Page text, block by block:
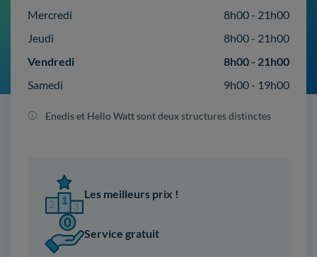
Mercredi
8h00 - 21h00
Jeudi
8h00 - 21h00
Vendredi
8h00 - 21h00
Samedi
9h00 - 19h00
Enedis et Hello Watt sont deux structures distinctes
Les meilleurs prix !
Service gratuit